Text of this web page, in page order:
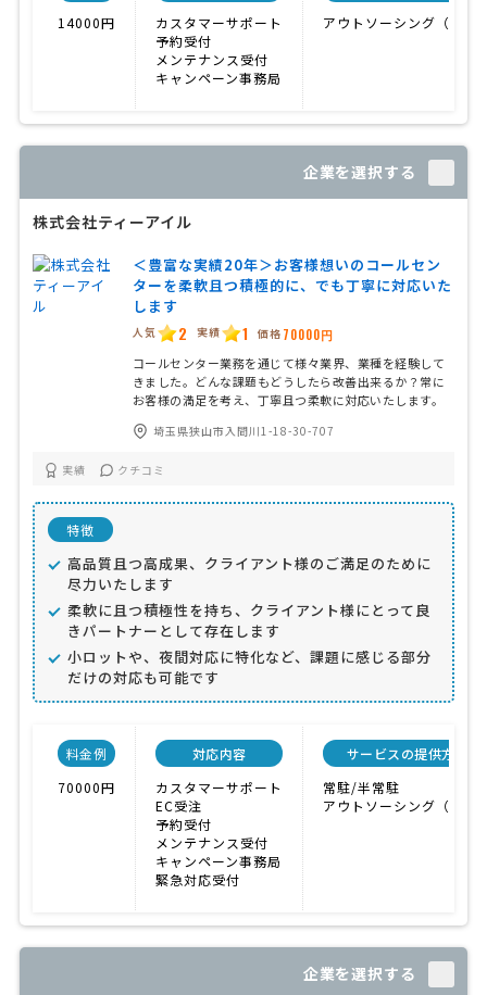
14000円
カスタマーサポート
予約受付
メンテナンス受付
キャンペーン事務局
アウトソーシング（外注
企業を選択する
株式会社ティーアイル
＜豊富な実績20年＞お客様想いのコールセン
ターを柔軟且つ積極的に、でも丁寧に対応いた
します
人気 2 実績 1 価格 70000円
コールセンター業務を通じて様々業界、業種を経験して
きました。どんな課題もどうしたら改善出来るか？常に
お客様の満足を考え、丁寧且つ柔軟に対応いたします。
埼玉県狭山市入間川1-18-30-707
実績 クチコミ
特徴
高品質且つ高成果、クライアント様のご満足のために
尽力いたします
柔軟に且つ積極性を持ち、クライアント様にとって良
きパートナーとして存在します
小ロットや、夜間対応に特化など、課題に感じる部分
だけの対応も可能です
料金例
70000円
対応内容
カスタマーサポート
EC受注
予約受付
メンテナンス受付
キャンペーン事務局
緊急対応受付
サービスの提供方法
常駐/半常駐
アウトソーシング（外注
企業を選択する